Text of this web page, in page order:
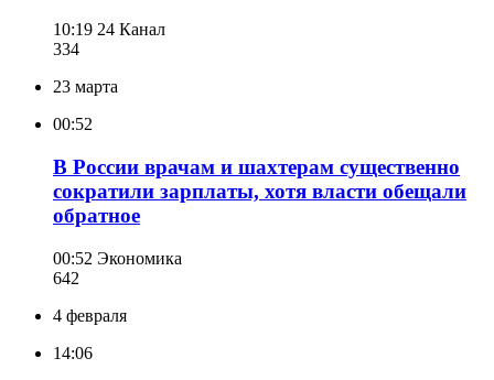
10:19 24 Канал
334
23 марта
00:52
В России врачам и шахтерам существенно
сократили зарплаты, хотя власти обещали
обратное
00:52 Экономика
642
4 февраля
14:06